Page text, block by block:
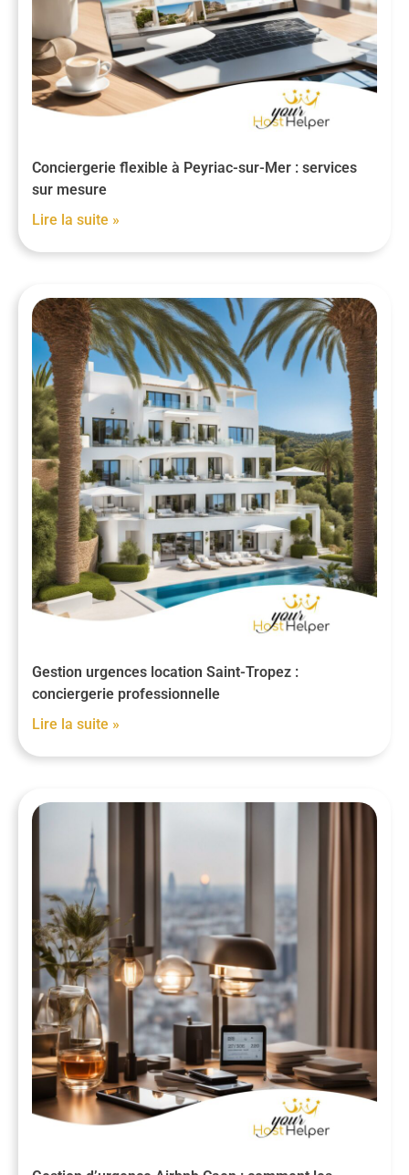
Conciergerie flexible à Peyriac-sur-Mer : services
sur mesure
Lire la suite »
Gestion urgences location Saint-Tropez :
conciergerie professionnelle
Lire la suite »